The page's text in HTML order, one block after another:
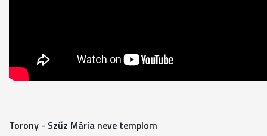
Torony - Szűz Mária neve templom